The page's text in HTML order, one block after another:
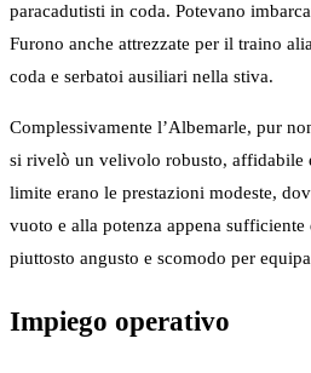
paracadutisti in coda. Potevano
Furono anche attrezzate per il traino
coda e serbatoi ausiliari nella stiva.
Complessivamente l’Albemarle, pur
si rivelò un velivolo robusto, affidabile
limite erano le prestazioni modeste,
vuoto e alla potenza appena
piuttosto angusto e scomodo per
Impiego operativo